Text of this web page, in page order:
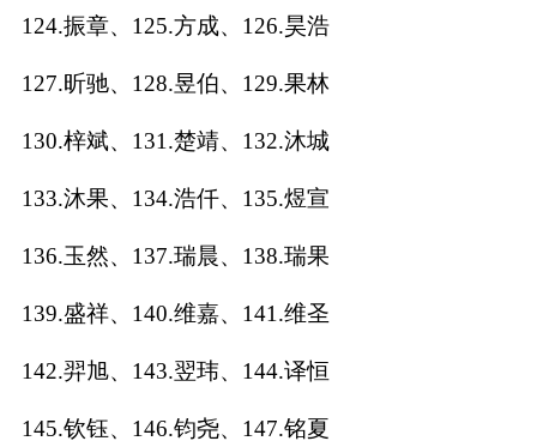
124.振章、125.方成、126.昊浩
127.昕驰、128.昱伯、129.果林
130.梓斌、131.楚靖、132.沐城
133.沐果、134.浩仟、135.煜宣
136.玉然、137.瑞晨、138.瑞果
139.盛祥、140.维嘉、141.维圣
142.羿旭、143.翌玮、144.译恒
145.钦钰、146.钧尧、147.铭夏